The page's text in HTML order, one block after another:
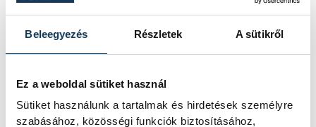
Beleegyezés Részletek A sütikről
Ez a weboldal sütiket használ
Sütiket használunk a tartalmak és hirdetések személyre
szabásához, közösségi funkciók biztosításához,
Betlehem Dávid Európa-
bajnok a 3 km-es
kieséses versenyben!
Betlehem Dávid aranyérmet nyert